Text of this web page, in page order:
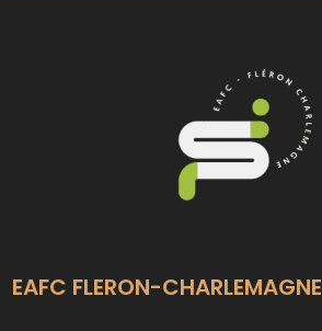
EAFC FLERON-CHARLEMAGNE